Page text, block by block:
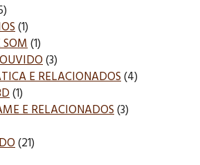
(1)
(1)
(3)
E RELACIONADOS(4)
(1)
E RELACIONADOS(3)
(21)